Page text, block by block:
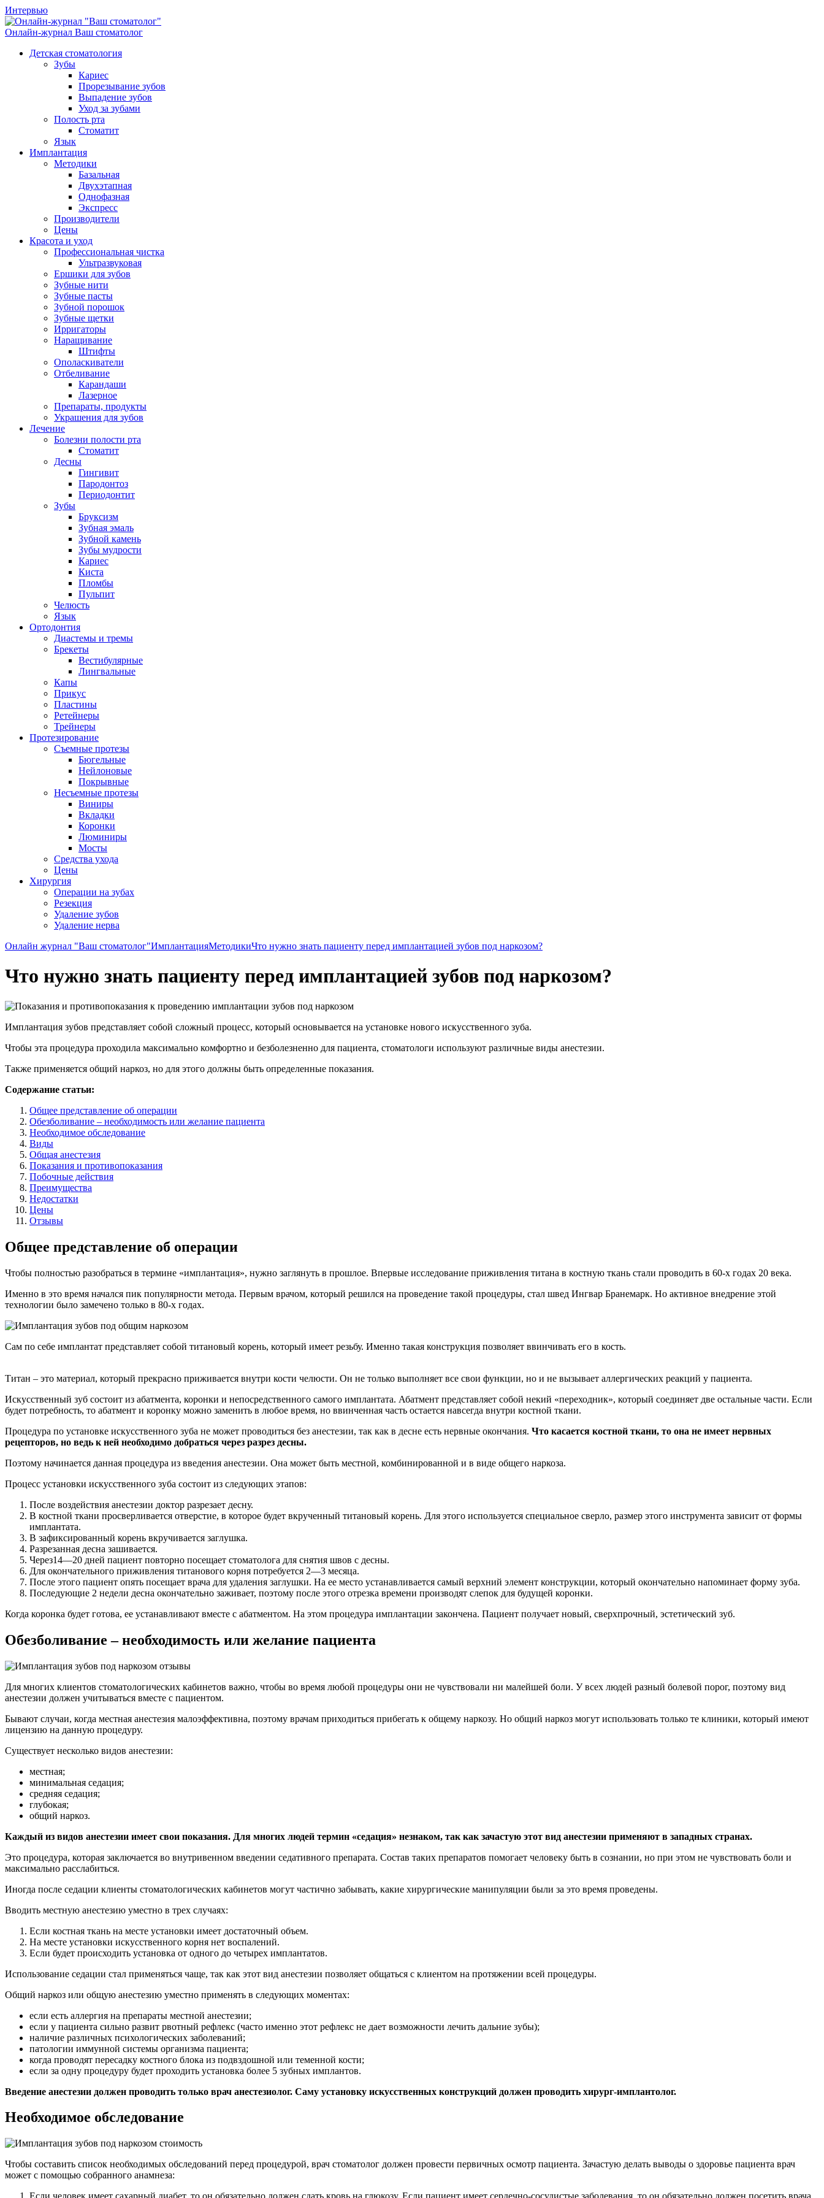
Интервью
Онлайн-журнал Ваш стоматолог
Детская стоматология
Зубы
Кариес
Прорезывание зубов
Выпадение зубов
Уход за зубами
Полость рта
Стоматит
Язык
Имплантация
Методики
Базальная
Двухэтапная
Однофазная
Экспресс
Производители
Цены
Красота и уход
Профессиональная чистка
Ультразвуковая
Ершики для зубов
Зубные нити
Зубные пасты
Зубной порошок
Зубные щетки
Ирригаторы
Наращивание
Штифты
Ополаскиватели
Отбеливание
Карандаши
Лазерное
Препараты, продукты
Украшения для зубов
Лечение
Болезни полости рта
Стоматит
Десны
Гингивит
Пародонтоз
Периодонтит
Зубы
Бруксизм
Зубная эмаль
Зубной камень
Зубы мудрости
Кариес
Киста
Пломбы
Пульпит
Челюсть
Язык
Ортодонтия
Диастемы и тремы
Брекеты
Вестибулярные
Лингвальные
Капы
Прикус
Пластины
Ретейнеры
Трейнеры
Протезирование
Съемные протезы
Бюгельные
Нейлоновые
Покрывные
Несъемные протезы
Виниры
Вкладки
Коронки
Люминиры
Мосты
Средства ухода
Цены
Хирургия
Операции на зубах
Резекция
Удаление зубов
Удаление нерва
Онлайн журнал "Ваш стоматолог"ИмплантацияМетодикиЧто нужно знать пациенту перед имплантацией зубов под наркозом?
Что нужно знать пациенту перед имплантацией зубов под наркозом?
Имплантация зубов представляет собой сложный процесс, который основывается на установке нового искусственного зуба.
Чтобы эта процедура проходила максимально комфортно и безболезненно для пациента, стоматологи используют различные виды анестезии.
Также применяется общий наркоз, но для этого должны быть определенные показания.
Содержание статьи:
Общее представление об операции
Обезболивание – необходимость или желание пациента
Необходимое обследование
Виды
Общая анестезия
Показания и противопоказания
Побочные действия
Преимущества
Недостатки
Цены
Отзывы
Общее представление об операции
Чтобы полностью разобраться в термине «имплантация», нужно заглянуть в прошлое. Впервые исследование приживления титана в костную ткань стали проводить в 60-х годах 20 века.
Именно в это время начался пик популярности метода. Первым врачом, который решился на проведение такой процедуры, стал швед Ингвар Бранемарк. Но активное внедрение этой
технологии было замечено только в 80-х годах.
Сам по себе имплантат представляет собой титановый корень, который имеет резьбу. Именно такая конструкция позволяет ввинчивать его в кость.
Титан – это материал, который прекрасно приживается внутри кости челюсти. Он не только выполняет все свои функции, но и не вызывает аллергических реакций у пациента.
Искусственный зуб состоит из абатмента, коронки и непосредственного самого имплантата. Абатмент представляет собой некий «переходник», который соединяет две остальные части. Если
будет потребность, то абатмент и коронку можно заменить в любое время, но ввинченная часть остается навсегда внутри костной ткани.
Процедура по установке искусственного зуба не может проводиться без анестезии, так как в десне есть нервные окончания. Что касается костной ткани, то она не имеет нервных
рецепторов, но ведь к ней необходимо добраться через разрез десны.
Поэтому начинается данная процедура из введения анестезии. Она может быть местной, комбинированной и в виде общего наркоза.
Процесс установки искусственного зуба состоит из следующих этапов:
После воздействия анестезии доктор разрезает десну.
В костной ткани просверливается отверстие, в которое будет вкрученный титановый корень. Для этого используется специальное сверло, размер этого инструмента зависит от формы
имплантата.
В зафиксированный корень вкручивается заглушка.
Разрезанная десна зашивается.
Через14—20 дней пациент повторно посещает стоматолога для снятия швов с десны.
Для окончательного приживления титанового корня потребуется 2—3 месяца.
После этого пациент опять посещает врача для удаления заглушки. На ее место устанавливается самый верхний элемент конструкции, который окончательно напоминает форму зуба.
Последующие 2 недели десна окончательно заживает, поэтому после этого отрезка времени производят слепок для будущей коронки.
Когда коронка будет готова, ее устанавливают вместе с абатментом. На этом процедура имплантации закончена. Пациент получает новый, сверхпрочный, эстетический зуб.
Обезболивание – необходимость или желание пациента
Для многих клиентов стоматологических кабинетов важно, чтобы во время любой процедуры они не чувствовали ни малейшей боли. У всех людей разный болевой порог, поэтому вид
анестезии должен учитываться вместе с пациентом.
Бывают случаи, когда местная анестезия малоэффективна, поэтому врачам приходиться прибегать к общему наркозу. Но общий наркоз могут использовать только те клиники, который имеют
лицензию на данную процедуру.
Существует несколько видов анестезии:
местная;
минимальная седация;
средняя седация;
глубокая;
общий наркоз.
Каждый из видов анестезии имеет свои показания. Для многих людей термин «седация» незнаком, так как зачастую этот вид анестезии применяют в западных странах.
Это процедура, которая заключается во внутривенном введении седативного препарата. Состав таких препаратов помогает человеку быть в сознании, но при этом не чувствовать боли и
максимально расслабиться.
Иногда после седации клиенты стоматологических кабинетов могут частично забывать, какие хирургические манипуляции были за это время проведены.
Вводить местную анестезию уместно в трех случаях:
Если костная ткань на месте установки имеет достаточный объем.
На месте установки искусственного корня нет воспалений.
Если будет происходить установка от одного до четырех имплантатов.
Использование седации стал применяться чаще, так как этот вид анестезии позволяет общаться с клиентом на протяжении всей процедуры.
Общий наркоз или общую анестезию уместно применять в следующих моментах:
если есть аллергия на препараты местной анестезии;
если у пациента сильно развит рвотный рефлекс (часто именно этот рефлекс не дает возможности лечить дальние зубы);
наличие различных психологических заболеваний;
патологии иммунной системы организма пациента;
когда проводят пересадку костного блока из подвздошной или теменной кости;
если за одну процедуру будет проходить установка более 5 зубных имплантов.
Введение анестезии должен проводить только врач анестезиолог. Саму установку искусственных конструкций должен проводить хирург-имплантолог.
Необходимое обследование
Чтобы составить список необходимых обследований перед процедурой, врач стоматолог должен провести первичных осмотр пациента. Зачастую делать выводы о здоровье пациента врач
может с помощью собранного анамнеза: